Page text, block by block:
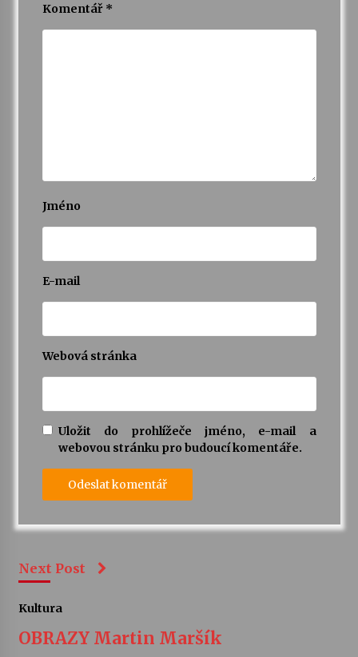
Komentář *
Jméno
E-mail
Webová stránka
Uložit do prohlížeče jméno, e-mail a
webovou stránku pro budoucí komentáře.
Next Post
Kultura
OBRAZY Martin Maršík